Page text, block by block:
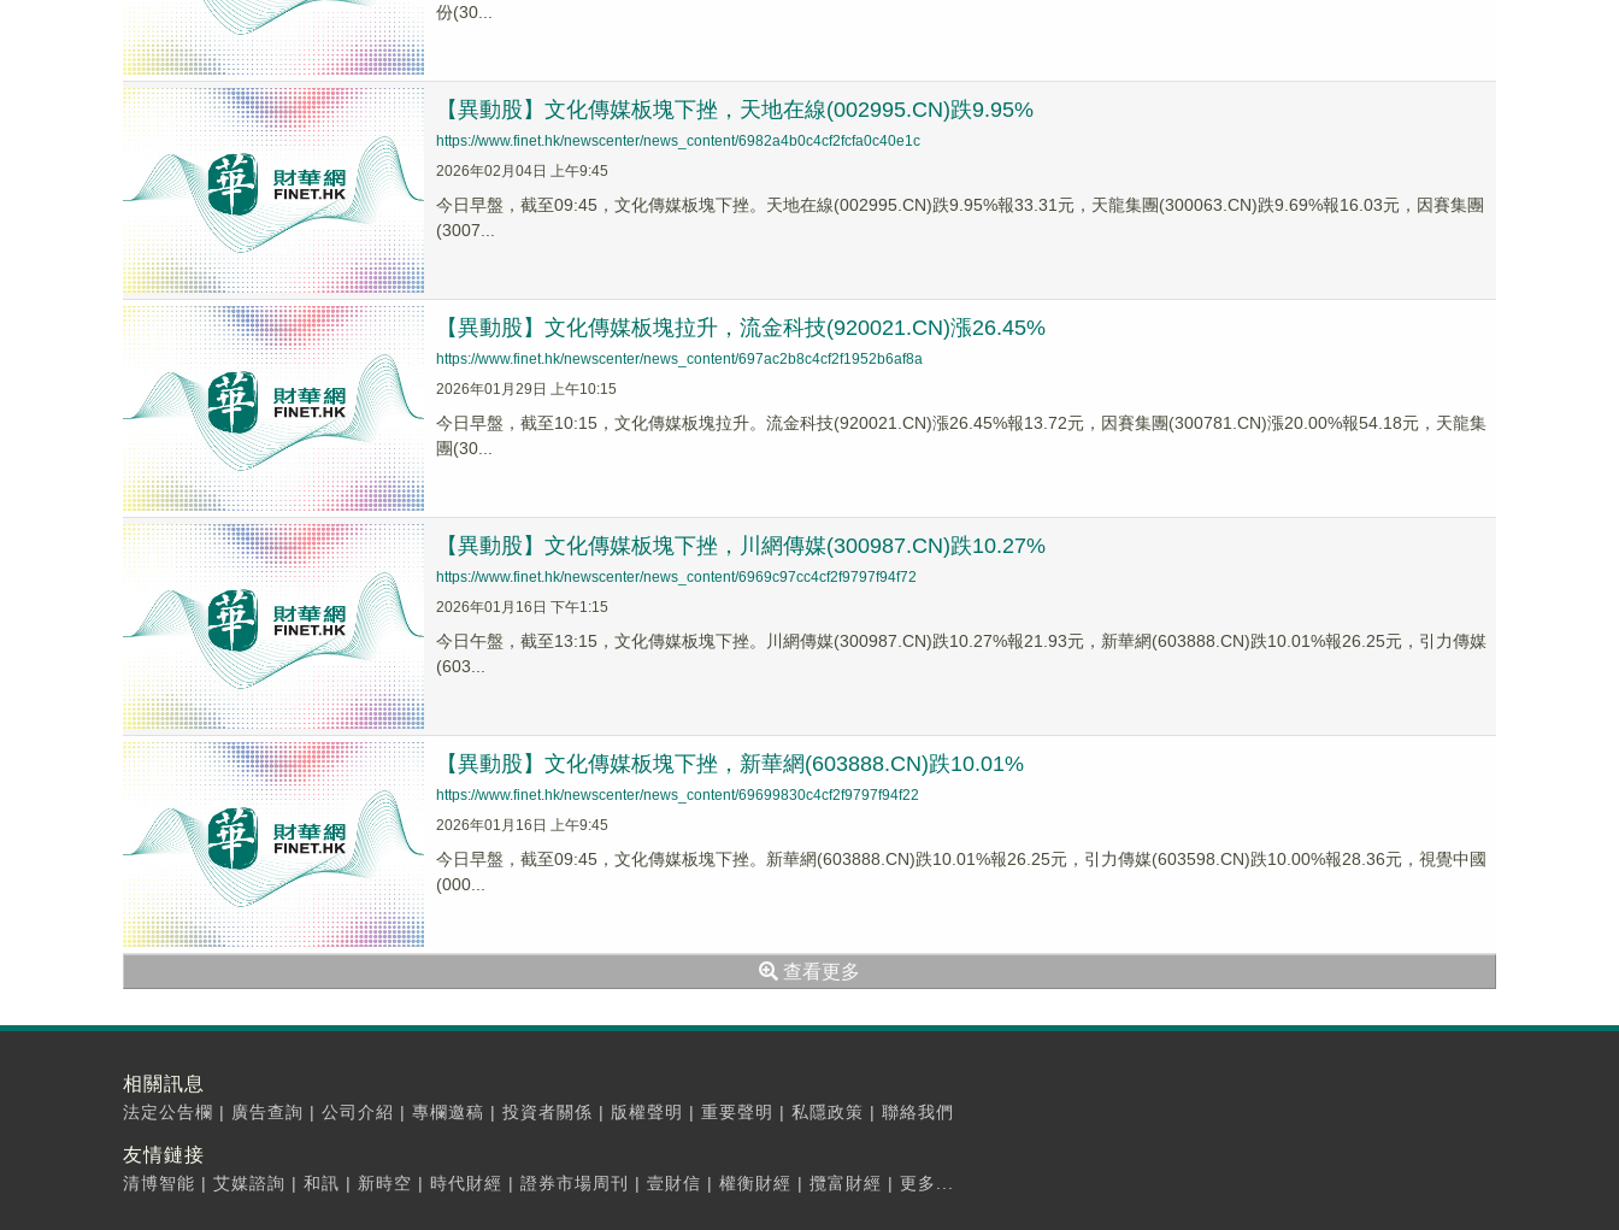
份(30...
【異動股】文化傳媒板塊下挫，天地在線(002995.CN)跌9.95%
https://www.finet.hk/newscenter/news_content/6982a4b0c4cf2fcfa0c40e1c
2026年02月04日 上午9:45
今日早盤，截至09:45，文化傳媒板塊下挫。天地在線(002995.CN)跌9.95%報33.31元，天龍集團(300063.CN)跌9.69%報16.03元，因賽集團
(3007...
【異動股】文化傳媒板塊拉升，流金科技(920021.CN)漲26.45%
https://www.finet.hk/newscenter/news_content/697ac2b8c4cf2f1952b6af8a
2026年01月29日 上午10:15
今日早盤，截至10:15，文化傳媒板塊拉升。流金科技(920021.CN)漲26.45%報13.72元，因賽集團(300781.CN)漲20.00%報54.18元，天龍集
團(30...
【異動股】文化傳媒板塊下挫，川網傳媒(300987.CN)跌10.27%
https://www.finet.hk/newscenter/news_content/6969c97cc4cf2f9797f94f72
2026年01月16日 下午1:15
今日午盤，截至13:15，文化傳媒板塊下挫。川網傳媒(300987.CN)跌10.27%報21.93元，新華網(603888.CN)跌10.01%報26.25元，引力傳媒
(603...
【異動股】文化傳媒板塊下挫，新華網(603888.CN)跌10.01%
https://www.finet.hk/newscenter/news_content/69699830c4cf2f9797f94f22
2026年01月16日 上午9:45
今日早盤，截至09:45，文化傳媒板塊下挫。新華網(603888.CN)跌10.01%報26.25元，引力傳媒(603598.CN)跌10.00%報28.36元，視覺中國
(000...
查看更多
相關訊息
法定公告欄 | 廣告查詢 | 公司介紹 | 專欄邀稿 | 投資者關係 | 版權聲明 | 重要聲明 | 私隱政策 | 聯絡我們
友情鏈接
清博智能 | 艾媒諮詢 | 和訊 | 新時空 | 時代財經 | 證券市場周刊 | 壹財信 | 權衡財經 | 攬富財經 | 更多...